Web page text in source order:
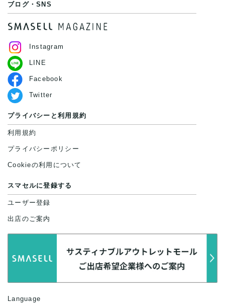
ブログ・SNS
Instagram
LINE
Facebook
Twitter
プライバシーと利用規約
利用規約
プライバシーポリシー
Cookieの利用について
スマセルに登録する
ユーザー登録
出店のご案内
Language